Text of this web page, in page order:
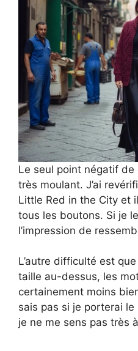
Le seul point négatif de
très moulant. J’ai
Little Red in the City et
tous les boutons. Si je
l’impression de
L’autre difficulté est
taille au-dessus, les
certainement moins
sais pas si je porterai
je ne me sens pas très